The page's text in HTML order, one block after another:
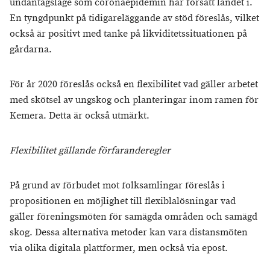
undantagsläge som coronaepidemin har försatt landet i.
En tyngdpunkt på tidigareläggande av stöd föreslås, vilket
också är positivt med tanke på likviditetssituationen på
gårdarna.
För år 2020 föreslås också en flexibilitet vad gäller arbetet
med skötsel av ungskog och planteringar inom ramen för
Kemera. Detta är också utmärkt.
Flexibilitet gällande förfaranderegler
På grund av förbudet mot folksamlingar föreslås i
propositionen en möjlighet till flexiblalösningar vad
gäller föreningsmöten för samägda områden och samägd
skog. Dessa alternativa metoder kan vara distansmöten
via olika digitala plattformer, men också via epost.